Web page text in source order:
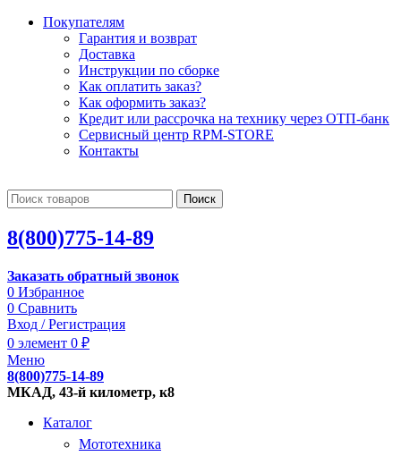
Покупателям
Гарантия и возврат
Доставка
Инструкции по сборке
Как оплатить заказ?
Как оформить заказ?
Кредит или рассрочка на технику через ОТП-банк
Сервисный центр RPM-STORE
Контакты
Поиск
8(800)775-14-89
Заказать обратный звонок
0 Избранное
0 Сравнить
Вход / Регистрация
0 элемент 0 ₽
Меню
8(800)775-14-89
МКАД, 43-й километр, к8
Каталог
Мототехника